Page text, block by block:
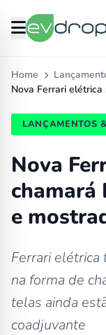
Home
Nova Ferrari
LANÇAMENTOS
Nova
chamará
e
Ferrari
na forma de
telas ainda
coadjuvante